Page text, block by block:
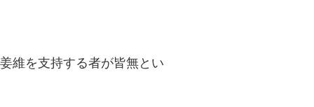
維を支持する者が皆無とい